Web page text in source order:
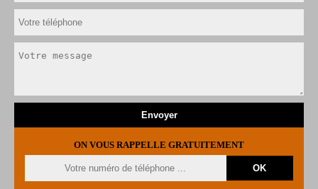
ON VOUS RAPPELLE GRATUITEMENT